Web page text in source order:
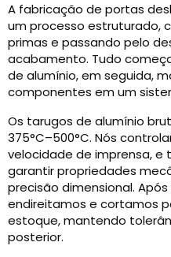
A fabricação de portas
um processo estruturado,
primas e passando pelo
acabamento. Tudo
de alumínio, em seguida,
componentes em um
Os tarugos de alumínio
375°C–500°C. Nós
velocidade de imprensa,
garantir propriedades
precisão dimensional.
endireitamos e cortamos
estoque, mantendo
posterior.